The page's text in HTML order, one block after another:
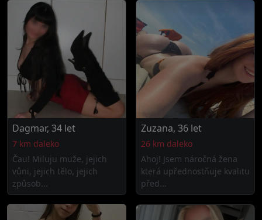
Dagmar, 34 let
7 km daleko
Čau! Miluju muže, jejich
vůni, jejich tělo, jejich
způsob...
Zuzana, 36 let
26 km daleko
Ahoj! Jsem náročná žena
která upřednostňuje kvalitu
před...